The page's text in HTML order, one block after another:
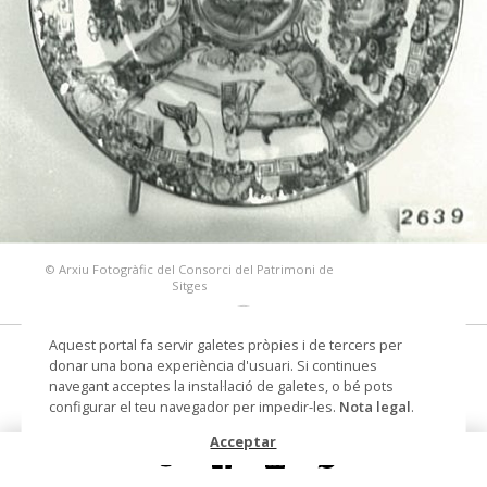
© Arxiu Fotogràfic del Consorci del Patrimoni de
Sitges
plat
Autoria Decoració Hong Kong (escola /
taller)
Aquest portal fa servir galetes pròpies i de tercers per
donar una bona experiència d'usuari. Si continues
navegant acceptes la instal·lació de galetes, o bé pots
configurar el teu navegador per impedir-les. Nota legal.
Acceptar